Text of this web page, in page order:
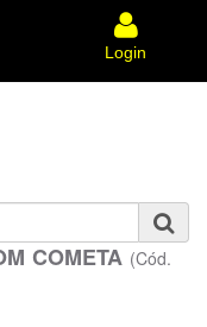
Login
COMETA (Cód.